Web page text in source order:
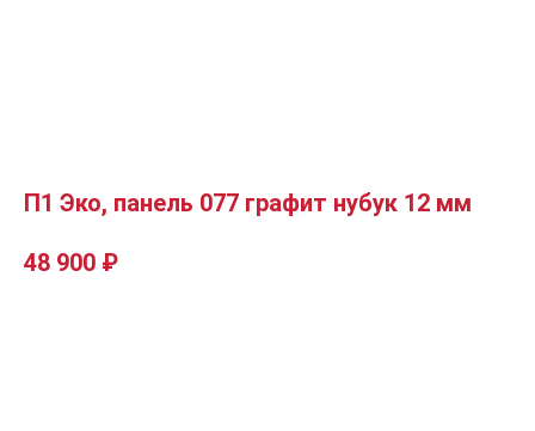
П1 Эко, панель 077 графит нубук 12 мм
48 900 ₽